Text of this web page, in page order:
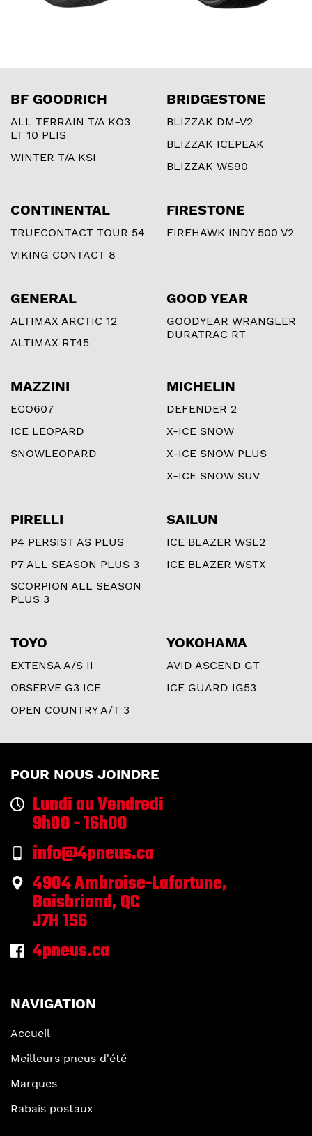
BF GOODRICH
ALL TERRAIN T/A KO3
LT 10 PLIS
WINTER T/A KSI
BRIDGESTONE
BLIZZAK DM-V2
BLIZZAK ICEPEAK
BLIZZAK WS90
CONTINENTAL
TRUECONTACT TOUR 54
VIKING CONTACT 8
FIRESTONE
FIREHAWK INDY 500 V2
GENERAL
ALTIMAX ARCTIC 12
ALTIMAX RT45
GOOD YEAR
GOODYEAR WRANGLER
DURATRAC RT
MAZZINI
ECO607
ICE LEOPARD
SNOWLEOPARD
MICHELIN
DEFENDER 2
X-ICE SNOW
X-ICE SNOW PLUS
X-ICE SNOW SUV
PIRELLI
P4 PERSIST AS PLUS
P7 ALL SEASON PLUS 3
SCORPION ALL SEASON
PLUS 3
SAILUN
ICE BLAZER WSL2
ICE BLAZER WSTX
TOYO
EXTENSA A/S II
OBSERVE G3 ICE
OPEN COUNTRY A/T 3
YOKOHAMA
AVID ASCEND GT
ICE GUARD IG53
POUR NOUS JOINDRE
Lundi au Vendredi
9h00 - 16h00
info@4pneus.ca
4904 Ambroise-Lafortune,
Boisbriand, QC
J7H 1S6
4pneus.ca
NAVIGATION
Accueil
Meilleurs pneus d'été
Marques
Rabais postaux